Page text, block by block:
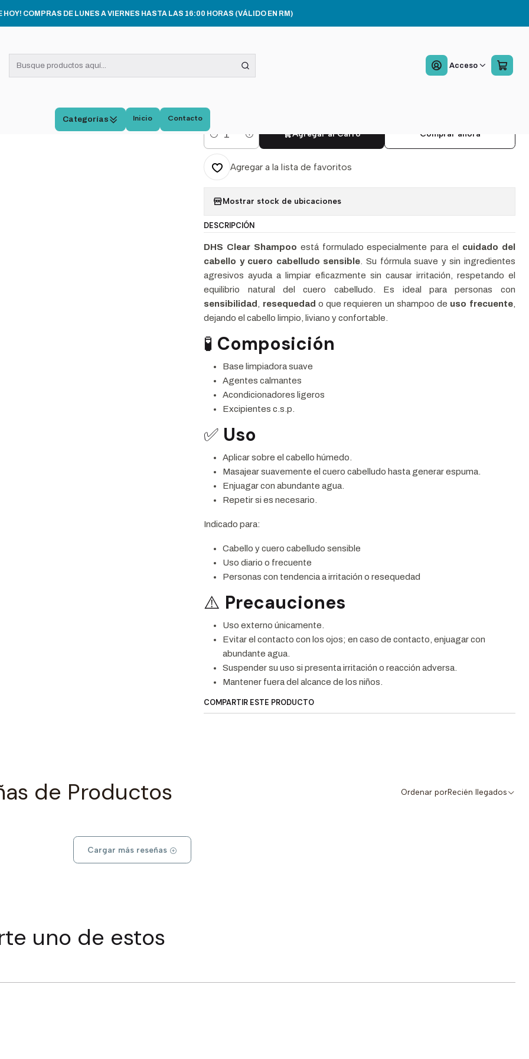
Acceso
Categorías Inicio Contacto
HOY! COMPRAS DE LUNES A VIERNES HASTA LAS 16:00 HORAS (VÁLIDO EN RM)
DERMOCÓSMETICA Dhs Clear Shampoo Cabello Sensible 240 ml
Dhs Clear Shampoo Cabello
Sensible 240 ml
5.0
Cantidad
Agregar al Carro Comprar ahora
Agregar a la lista de favoritos
Mostrar stock de ubicaciones
DESCRIPCIÓN
DHS Clear Shampoo está formulado especialmente para el cuidado del
cabello y cuero cabelludo sensible . Su fórmula suave y sin ingredientes
agresivos ayuda a limpiar eficazmente sin causar irritación, respetando el
equilibrio natural del cuero cabelludo. Es ideal para personas con
sensibilidad
resequedad o que requieren un shampoo de uso frecuente,
dejando el cabello limpio, liviano y confortable.
🧪 Composición
Base limpiadora suave
Agentes calmantes
Acondicionadores ligeros
Excipientes c.s.p.
✅ Uso
Aplicar sobre el cabello húmedo.
Masajear suavemente el cuero cabelludo hasta generar espuma.
Enjuagar con abundante agua.
Repetir si es necesario.
Indicado para:
Cabello y cuero cabelludo sensible
Uso diario o frecuente
Personas con tendencia a irritación o resequedad
⚠️ Precauciones
Uso externo únicamente.
Evitar el contacto con los ojos; en caso de contacto, enjuagar con
abundante agua.
Suspender su uso si presenta irritación o reacción adversa.
Mantener fuera del alcance de los niños.
COMPARTIR ESTE PRODUCTO
de Productos Ordenar porRecién llegados
Cargar más reseñas
uno de estos